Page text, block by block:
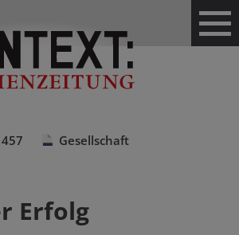
Gesellschaft
Erfolg